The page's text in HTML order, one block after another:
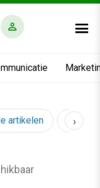
artikelen AI &
›